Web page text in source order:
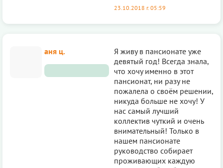
23.10.2018 г. 05:59
аня ц.
Я живу в пансионате уже
девятый год! Всегда знала,
что хочу именно в этот
пансионат, ни разу не
пожалела о своём решении,
никуда больше не хочу! У
нас самый лучший
коллектив чуткий и очень
внимательный! Только в
нашем пансионате
руководство собирает
проживающих каждую